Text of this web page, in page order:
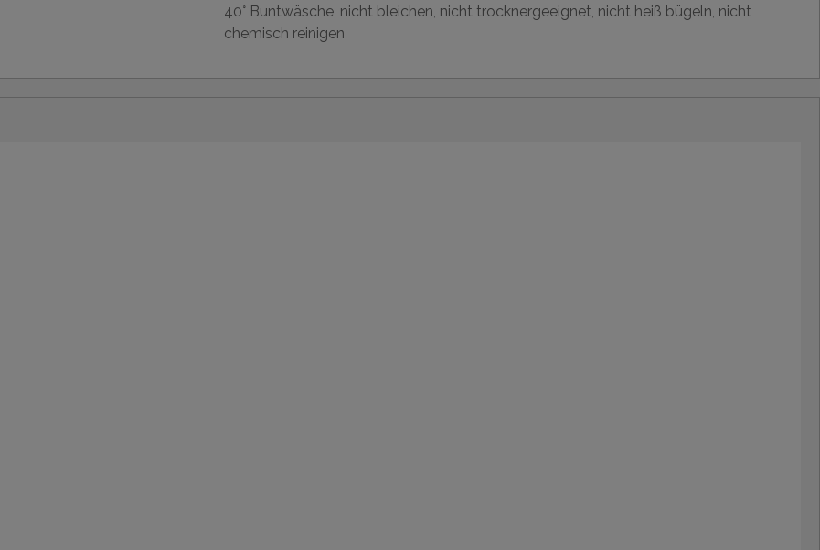
40° Buntwäsche, nicht bleichen, nicht trocknergeeignet, nicht heiß bügeln, nicht
chemisch reinigen